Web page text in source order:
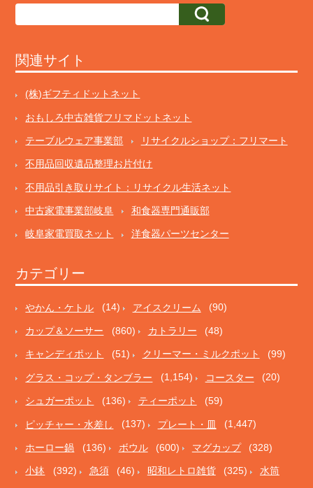
関連サイト
(株)ギフティドットネット
おもしろ中古雑貨フリマドットネット
テーブルウェア事業部 リサイクルショップ：フリマート
不用品回収遺品整理お片付け
不用品引き取りサイト：リサイクル生活ネット
中古家電事業部岐阜 和食器専門通販部
岐阜家電買取ネット 洋食器パーツセンター
カテゴリー
やかん・ケトル (14) アイスクリーム (90)
カップ＆ソーサー (860) カトラリー (48)
キャンディポット (51) クリーマー・ミルクポット (99)
グラス・コップ・タンブラー (1,154) コースター (20)
シュガーポット (136) ティーポット (59)
ピッチャー・水差し (137) プレート・皿 (1,447)
ホーロー鍋 (136) ボウル (600) マグカップ (328)
小鉢 (392) 急須 (46) 昭和レトロ雑貨 (325) 水筒